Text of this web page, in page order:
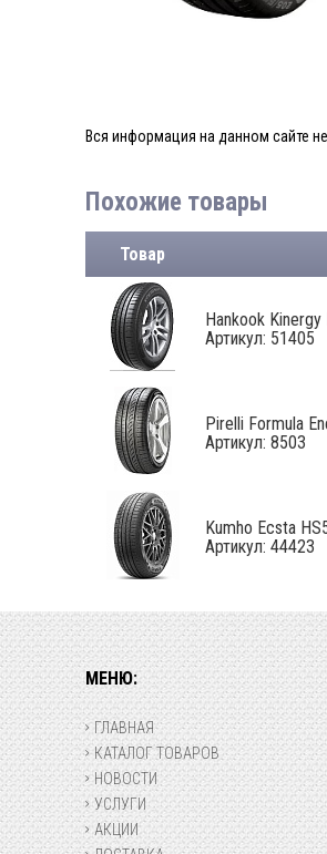
Вся информация на данном сайте
Похожие товары
Товар
Hankook
Артикул: 51405
Pirelli Formula
Артикул: 8503
Kumho Ecsta
Артикул: 44423
МЕНЮ:
ГЛАВНАЯ
КАТАЛОГ ТОВАРОВ
НОВОСТИ
УСЛУГИ
АКЦИИ